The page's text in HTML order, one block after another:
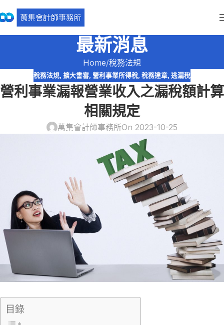
最新消息
Home 稅務法規
稅務法規, 擴大書審, 營利事業所得稅, 稅務違章, 逃漏稅
營利事業漏報營業收入之漏稅額計算
相關規定
萬集會計師事務所On 2023-10-25
目錄